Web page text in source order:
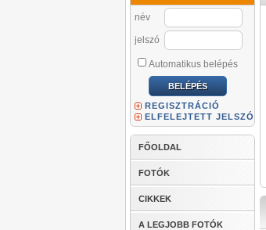
név
jelszó
Automatikus belépés
REGISZTRÁCIÓ
ELFELEJTETT JELSZÓ
FŐOLDAL
FOTÓK
CIKKEK
A LEGJOBB FOTÓK